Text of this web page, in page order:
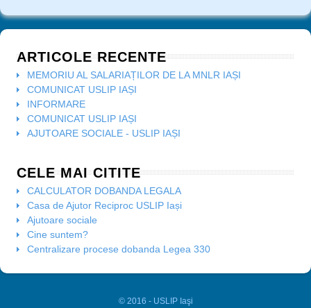
ARTICOLE RECENTE
MEMORIU AL SALARIAȚILOR DE LA MNLR IAȘI
COMUNICAT USLIP IAȘI
INFORMARE
COMUNICAT USLIP IAȘI
AJUTOARE SOCIALE - USLIP IAȘI
CELE MAI CITITE
CALCULATOR DOBANDA LEGALA
Casa de Ajutor Reciproc USLIP Iași
Ajutoare sociale
Cine suntem?
Centralizare procese dobanda Legea 330
© 2016 - USLIP Iaşi